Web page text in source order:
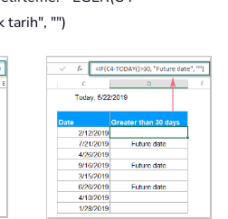
tarih", "")